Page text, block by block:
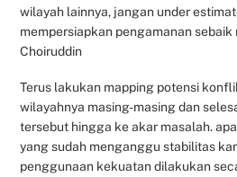
wilayah lainnya, jangan under
mempersiapkan pengamanan
Choiruddin
Terus lakukan mapping potensi
wilayahnya masing-masing dan
tersebut hingga ke akar masalah.
yang sudah menganggu stabilitas
penggunaan kekuatan dilakukan